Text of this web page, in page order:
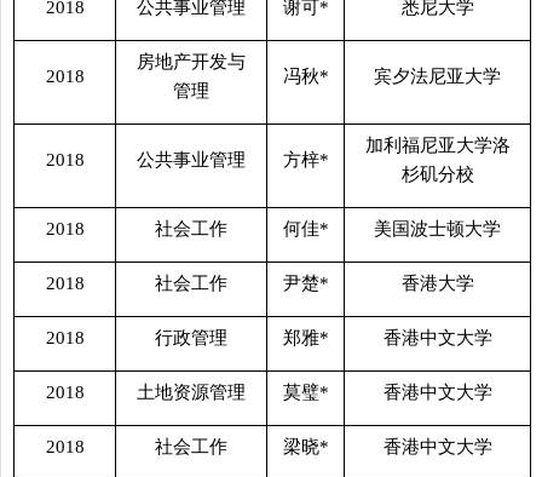
2018 公共事业管理 谢可* 悉尼大学
2018
房地产开发与
管理
冯秋* 宾夕法尼亚大学
2018 公共事业管理 方梓*
加利福尼亚大学洛
杉矶分校
2018 社会工作 何佳* 美国波士顿大学
2018 社会工作 尹楚* 香港大学
2018 行政管理 郑雅* 香港中文大学
2018 土地资源管理 莫璧* 香港中文大学
2018 社会工作 梁晓* 香港中文大学